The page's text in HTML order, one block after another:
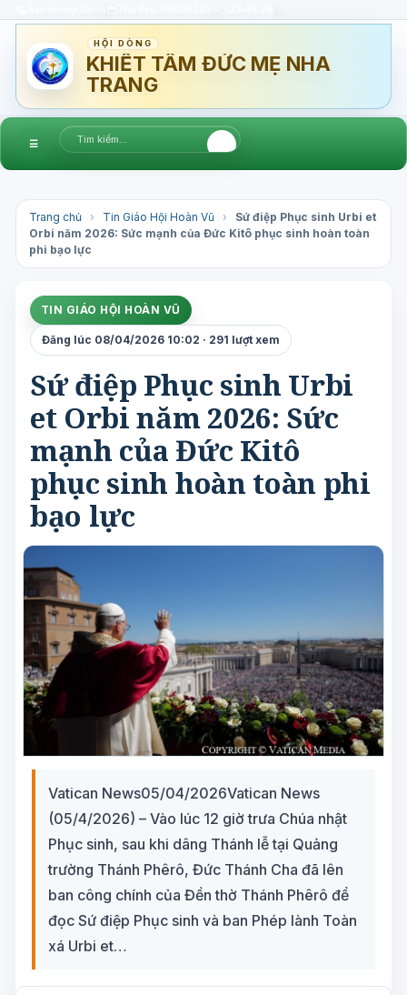
HỘI DÒNG
KHIẾT TÂM ĐỨC MẸ NHA
TRANG
☰
Trang chủ › Tin Giáo Hội Hoàn Vũ ›
Sứ điệp Phục sinh Urbi et
Orbi năm 2026: Sức mạnh của Đức Kitô phục sinh hoàn toàn
phi bạo lực
TIN GIÁO HỘI HOÀN VŨ
Đăng lúc 08/04/2026 10:02 · 291 lượt xem
Sứ điệp Phục sinh Urbi
et Orbi năm 2026: Sức
mạnh của Đức Kitô
phục sinh hoàn toàn phi
bạo lực
Vatican News05/04/2026Vatican News
(05/4/2026) – Vào lúc 12 giờ trưa Chúa nhật
Phục sinh, sau khi dâng Thánh lễ tại Quảng
trường Thánh Phêrô, Đức Thánh Cha đã lên
ban công chính của Đền thờ Thánh Phêrô để
đọc Sứ điệp Phục sinh và ban Phép lành Toàn
xá Urbi et…